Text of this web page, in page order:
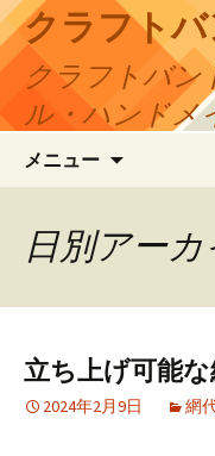
コ
ン
テ
ツ
ス
クラフト
クラフトバ
ル・ハンドメ
メニュー
日別アーカ
立ち上げ可能
2024年2月9日 網